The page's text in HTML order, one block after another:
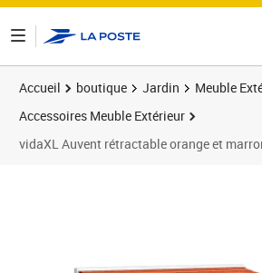
Accueil boutique Jardin
Meuble
Accessoires Meuble Extérieur
vidaXL Auvent rétractable orange et